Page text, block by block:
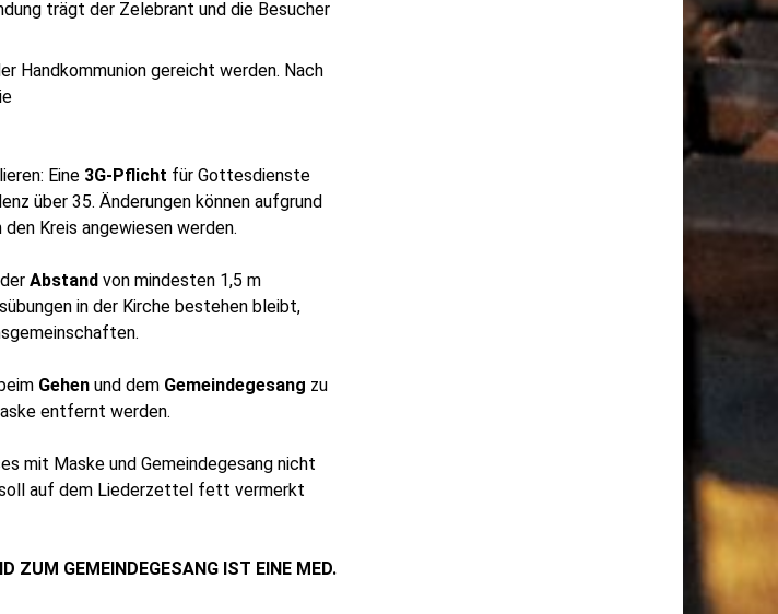
trägt der Zelebrant und die Besucher
Handkommunion gereicht werden. Nach
Eine 3G-Pflicht für Gottesdienste
über 35. Änderungen können aufgrund
Kreis angewiesen werden.
Abstand von mindesten 1,5 m
in der Kirche bestehen bleibt,
Gehenund dem Gemeindegesang zu
entfernt werden.
mit Maske und Gemeindegesang nicht
auf dem Liederzettel fett vermerkt
ZUM GEMEINDEGESANG IST EINE MED.